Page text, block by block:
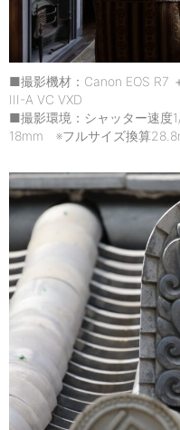
■撮影機材：Canon EOS R7
III-A VC VXD
■撮影環境：シャッター速
18mm ※フルサイズ換算